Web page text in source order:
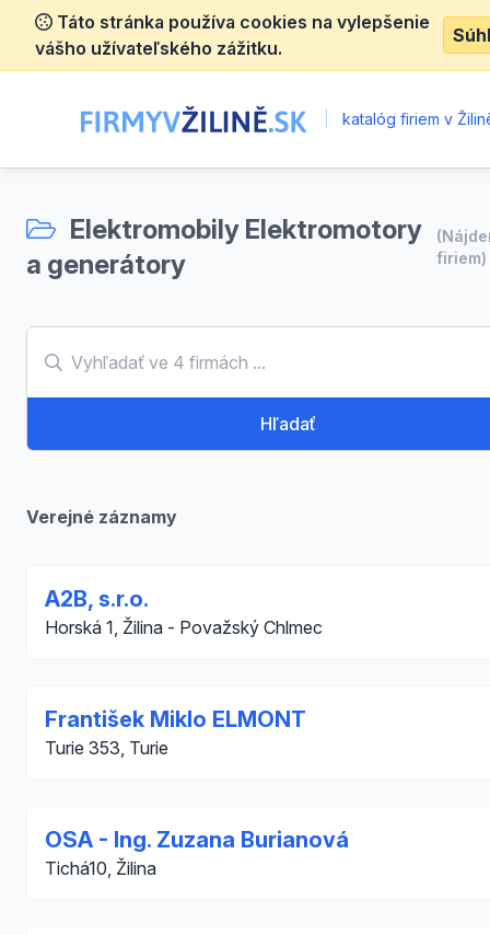
Táto stránka používa cookies na vylepšenie
vášho užívateľského zážitku.
katalóg firiem v
Elektromobily Elektromotory
a generátory
firiem)
Hľadať
Verejné záznamy
A2B, s.r.o.
Horská 1, Žilina - Považský Chlmec
František Miklo ELMONT
Turie 353, Turie
OSA - Ing. Zuzana Burianová
Tichá10, Žilina